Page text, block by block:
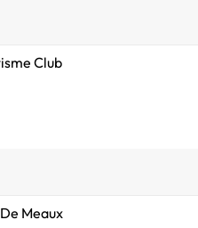
Club
Meaux